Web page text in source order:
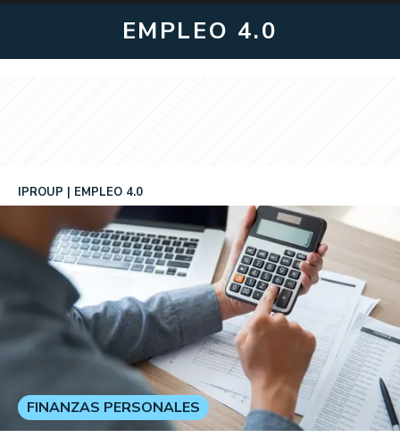
EMPLEO 4.0
IPROUP EMPLEO 4.0
FINANZAS PERSONALES